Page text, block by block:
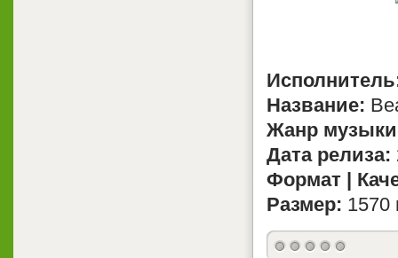
Название:
Жанр
Дата релиза:
Формат |
Размер: 1570